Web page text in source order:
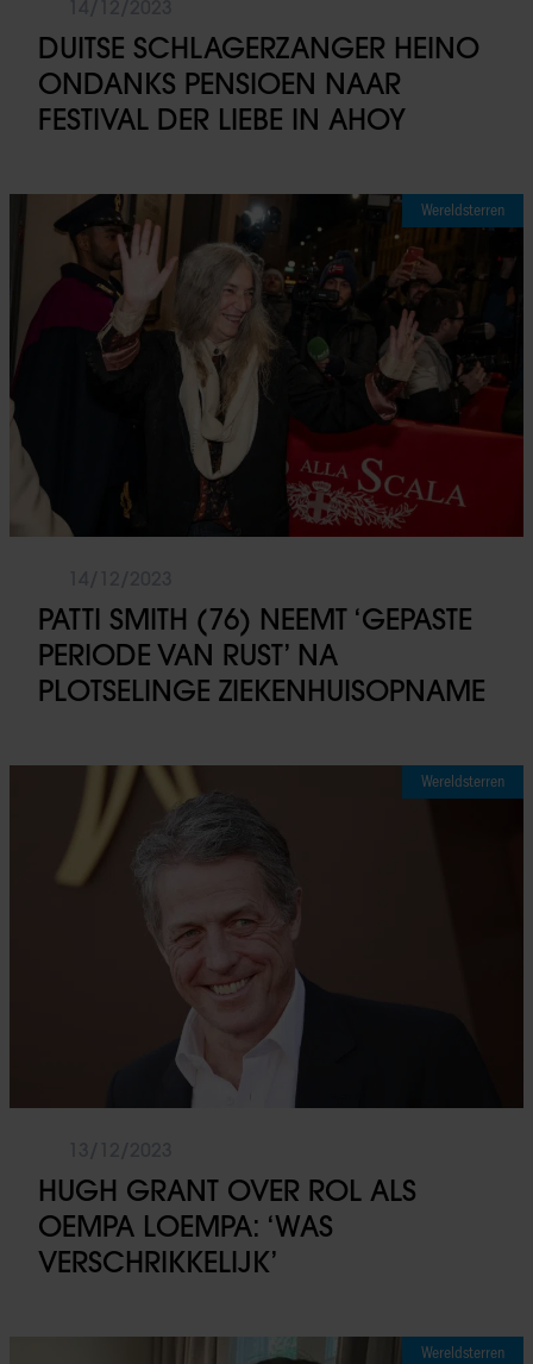
DUITSE SCHLAGERZANGER HEINO
ONDANKS PENSIOEN NAAR
FESTIVAL DER LIEBE IN AHOY
Wereldsterren
PATTI SMITH (76) NEEMT ‘GEPASTE
PERIODE VAN RUST’ NA
PLOTSELINGE ZIEKENHUISOPNAME
Wereldsterren
HUGH GRANT OVER ROL ALS
OEMPA LOEMPA: ‘WAS
VERSCHRIKKELIJK’
Wereldsterren